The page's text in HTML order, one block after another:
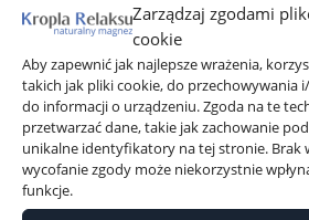
Zarządzaj zgodami
cookie
Aby zapewnić jak najlepsze wrażenia,
takich jak pliki cookie, do przechowywania
do informacji o urządzeniu. Zgoda na te
przetwarzać dane, takie jak zachowanie
unikalne identyfikatory na tej stronie. Brak
wycofanie zgody może niekorzystnie
funkcje.